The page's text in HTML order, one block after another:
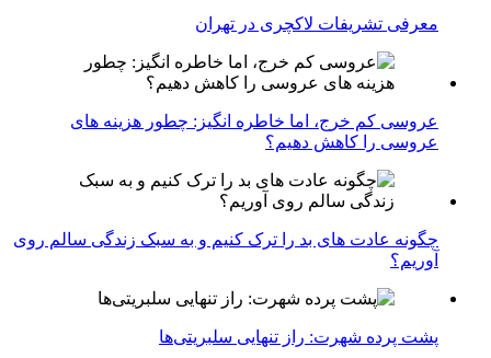
معرفی تشریفات لاکچری در تهران
عروسی کم خرج، اما خاطره انگیز: چطور هزینه های
عروسی را کاهش دهیم؟
چگونه عادت‌ های بد را ترک کنیم و به سبک زندگی سالم روی
آوریم؟
پشت پرده شهرت: راز تنهایی سلبریتی‌ها